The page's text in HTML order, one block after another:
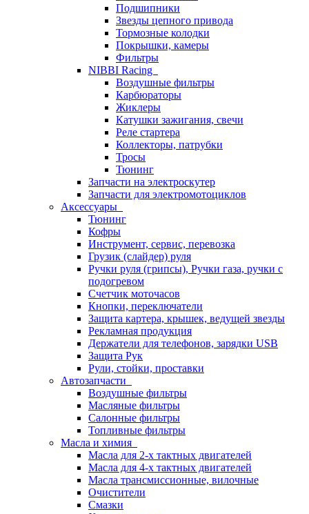
Подшипники
Звезды цепного привода
Тормозные колодки
Покрышки, камеры
Фильтры
NIBBI Racing
Воздушные фильтры
Карбюраторы
Жиклеры
Катушки зажигания, свечи
Реле стартера
Коллекторы, патрубки
Тросы
Тюнинг
Запчасти на электроскутер
Запчасти для электромотоциклов
Аксессуары
Тюнинг
Кофры
Инструмент, сервис, перевозка
Грузик (слайдер) руля
Ручки руля (грипсы), Ручки газа, ручки с
подогревом
Счетчик моточасов
Кнопки, переключатели
Защита картера, крышек, ведущей звезды
Рекламная продукция
Держатели для телефонов, зарядки USB
Защита Рук
Рули, стойки, проставки
Автозапчасти
Воздушные фильтры
Масляные фильтры
Салонные фильтры
Топливные фильтры
Масла и химия
Масла для 2-х тактных двигателей
Масла для 4-х тактных двигателей
Масла трансмиссионные, вилочные
Очистители
Смазки